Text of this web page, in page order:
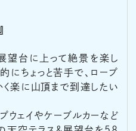
望台に上って絶景を楽し
にちょっと苦手で、ロープ
く楽に山頂まで到達したい
ウェイやケーブルカーなど